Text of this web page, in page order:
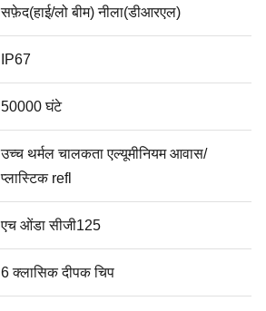
सफ़ेद(हाई/लो बीम) नीला(डीआरएल)
IP67
50000 घंटे
उच्च थर्मल चालकता एल्यूमीनियम आवास/
प्लास्टिक refl
एच ओंडा सीजी125
6 क्लासिक दीपक चिप